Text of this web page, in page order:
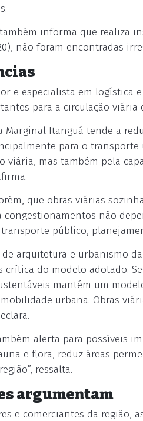
informa que realiza
não foram encontradas
e especialista em logística
para a circulação viária
Marginal Itanguá tende a
para o
viária, mas também pela
que obras viárias
congestionamentos não
público,
de arquitetura e urbanismo
crítica do modelo adotado.
mantém um
urbana. Obras
alerta para possíveis
e flora, reduz áreas
ressalta.
argumentam
e comerciantes da região,